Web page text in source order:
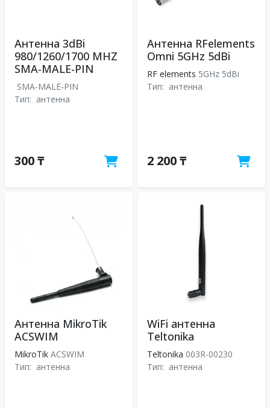
Антенна 3dBi
980/1260/1700 MHZ
SMA-MALE-PIN
SMA-MALE-PIN
Тип: антенна
300 ₸
Антенна RFelements
Omni 5GHz 5dBi
RF elements 5GHz 5dBi
Тип: антенна
2 200 ₸
Антенна MikroTik
ACSWIM
MikroTik ACSWIM
Тип: антенна
WiFi антенна
Teltonika
Teltonika 003R-00230
Тип: антенна